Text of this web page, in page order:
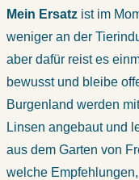
Mein Ersatz ist im
weniger an der
aber dafür reist es
bewusst und bleibe
Burgenland werden
Linsen angebaut und
aus dem Garten von
welche